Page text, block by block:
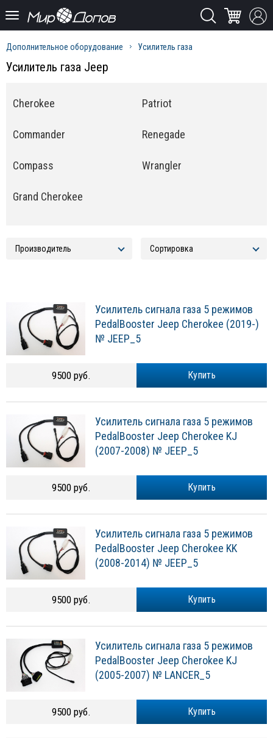
Дополнительное оборудование Усилитель газа
Усилитель газа Jeep
Cherokee
Commander
Compass
Grand Cherokee
Patriot
Renegade
Wrangler
Усилитель сигнала газа 5 режимов
PedalBooster Jeep Cherokee (2019-)
№ JEEP_5
Купить
9500 руб.
Усилитель сигнала газа 5 режимов
PedalBooster Jeep Cherokee KJ
(2007-2008) № JEEP_5
Купить
9500 руб.
Усилитель сигнала газа 5 режимов
PedalBooster Jeep Cherokee KK
(2008-2014) № JEEP_5
Купить
9500 руб.
Усилитель сигнала газа 5 режимов
PedalBooster Jeep Cherokee KJ
(2005-2007) № LANCER_5
Купить
9500 руб.